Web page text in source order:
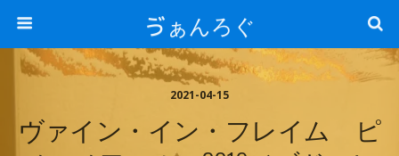
ゔぁんろぐ
2021-04-15
ヴァイン・イン・フレイム ピ